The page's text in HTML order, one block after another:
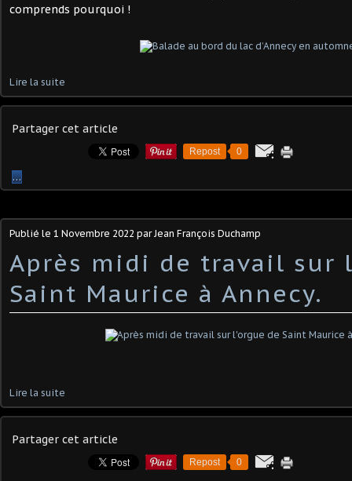
comprends pourquoi !
Lire la suite
Partager cet article
Repost 0
…
Publié le 1 Novembre 2022 par Jean François Duchamp
Après midi de travail sur
Saint Maurice à Annecy.
Lire la suite
Partager cet article
Repost 0